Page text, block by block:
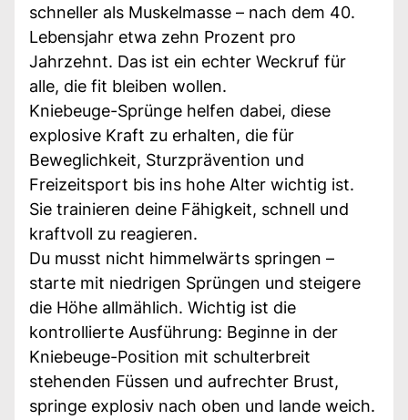
schneller als Muskelmasse – nach dem 40.
Lebensjahr etwa zehn Prozent pro
Jahrzehnt. Das ist ein echter Weckruf für
alle, die fit bleiben wollen.
Kniebeuge-Sprünge helfen dabei, diese
explosive Kraft zu erhalten, die für
Beweglichkeit, Sturzprävention und
Freizeitsport bis ins hohe Alter wichtig ist.
Sie trainieren deine Fähigkeit, schnell und
kraftvoll zu reagieren.
Du musst nicht himmelwärts springen –
starte mit niedrigen Sprüngen und steigere
die Höhe allmählich. Wichtig ist die
kontrollierte Ausführung: Beginne in der
Kniebeuge-Position mit schulterbreit
stehenden Füssen und aufrechter Brust,
springe explosiv nach oben und lande weich.